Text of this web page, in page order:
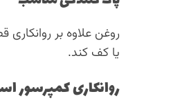
روغن علاوه بر
یا کف کند.
روانکاری کمپرسور